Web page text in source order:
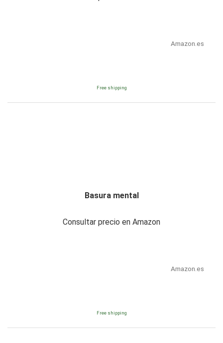
Amazon.es
Free shipping
Basura mental
Consultar precio en Amazon
Amazon.es
Free shipping